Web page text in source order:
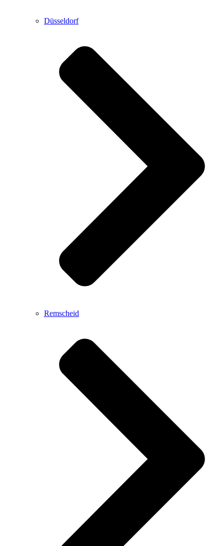
Düsseldorf
Remscheid